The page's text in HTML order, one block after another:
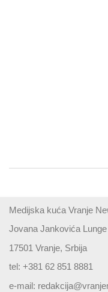
Medijska kuća Vranje
Jovana Jankovića Lunge
17501 Vranje, Srbija
tel: +381 62 851 8881
e-mail: